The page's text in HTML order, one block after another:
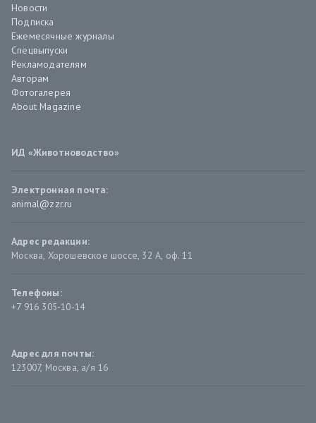
Новости
Подписка
Ежемесячные журналы
Спецвыпуски
Рекламодателям
Авторам
Фотогалерея
About Magazine
ИД «Животноводство»
Электронная почта:
animal@zzr.ru
Адрес редакции:
Москва, Хорошевское шоссе, 32 А, оф. 11
Телефоны:
+7 916 305-10-14
Адрес для почты:
123007, Москва, а/я 16